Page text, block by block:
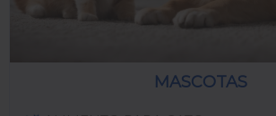
MASCOTAS